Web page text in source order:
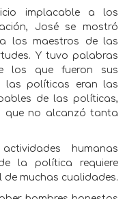
implacable a los
José se mostró
a los maestros de las
Y tuvo palabras
los que fueron sus
las políticas eran las
de las políticas,
que no alcanzó tanta
humanas
la política requiere
de muchas cualidades.